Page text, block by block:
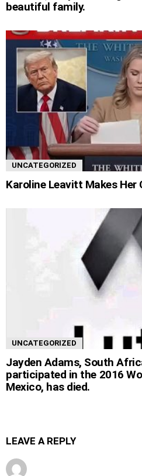
beautiful family.
UNCATEGORIZED
Karoline Leavitt Makes Her
UNCATEGORIZED
Jayden Adams, South
participated in the 2016
Mexico, has died.
LEAVE A REPLY